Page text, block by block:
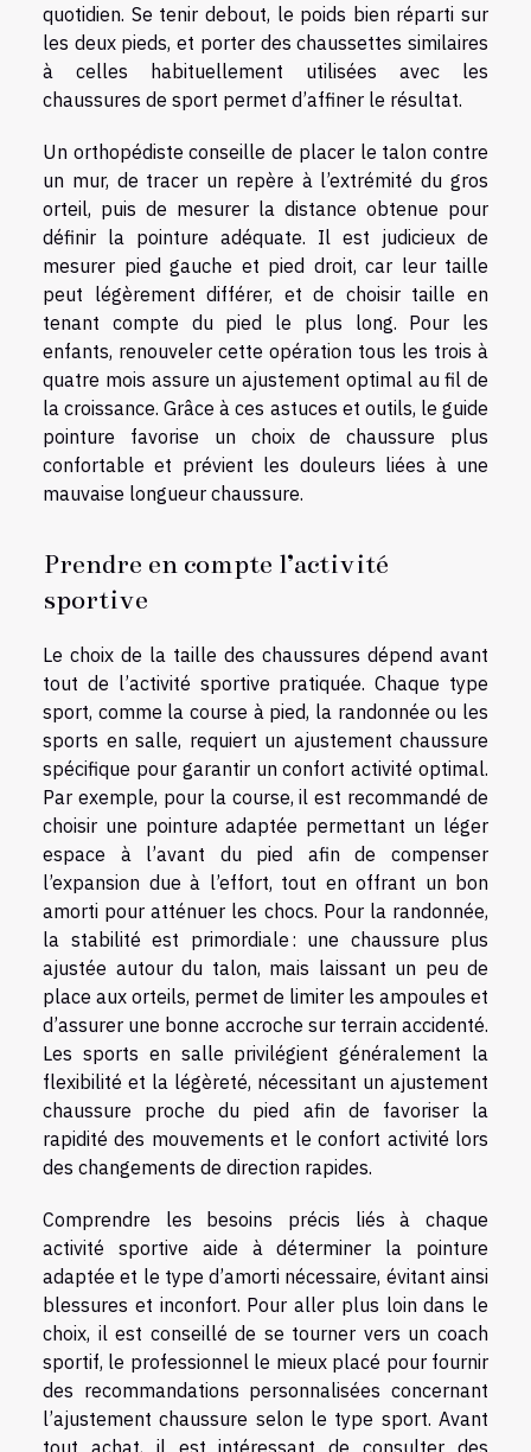
quotidien. Se tenir debout, le poids bien réparti sur
les deux pieds, et porter des chaussettes similaires
à celles habituellement utilisées avec les
chaussures de sport permet d’affiner le résultat.
Un orthopédiste conseille de placer le talon contre
un mur, de tracer un repère à l’extrémité du gros
orteil, puis de mesurer la distance obtenue pour
définir la pointure adéquate. Il est judicieux de
mesurer pied gauche et pied droit, car leur taille
peut légèrement différer, et de choisir taille en
tenant compte du pied le plus long. Pour les
enfants, renouveler cette opération tous les trois à
quatre mois assure un ajustement optimal au fil de
la croissance. Grâce à ces astuces et outils, le guide
pointure favorise un choix de chaussure plus
confortable et prévient les douleurs liées à une
mauvaise longueur chaussure.
Prendre en compte l’activité
sportive
Le choix de la taille des chaussures dépend avant
tout de l’activité sportive pratiquée. Chaque type
sport, comme la course à pied, la randonnée ou les
sports en salle, requiert un ajustement chaussure
spécifique pour garantir un confort activité optimal.
Par exemple, pour la course, il est recommandé de
choisir une pointure adaptée permettant un léger
espace à l’avant du pied afin de compenser
l’expansion due à l’effort, tout en offrant un bon
amorti pour atténuer les chocs. Pour la randonnée,
la stabilité est primordiale : une chaussure plus
ajustée autour du talon, mais laissant un peu de
place aux orteils, permet de limiter les ampoules et
d’assurer une bonne accroche sur terrain accidenté.
Les sports en salle privilégient généralement la
flexibilité et la légèreté, nécessitant un ajustement
chaussure proche du pied afin de favoriser la
rapidité des mouvements et le confort activité lors
des changements de direction rapides.
Comprendre les besoins précis liés à chaque
activité sportive aide à déterminer la pointure
adaptée et le type d’amorti nécessaire, évitant ainsi
blessures et inconfort. Pour aller plus loin dans le
choix, il est conseillé de se tourner vers un coach
sportif, le professionnel le mieux placé pour fournir
des recommandations personnalisées concernant
l’ajustement chaussure selon le type sport. Avant
tout achat, il est intéressant de consulter des